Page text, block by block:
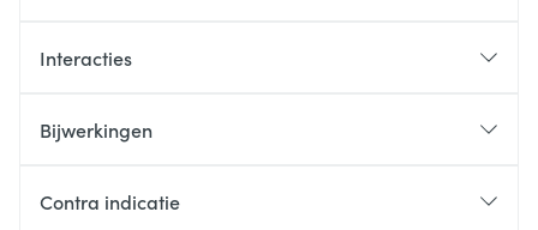
Interacties
Bijwerkingen
Contra indicatie